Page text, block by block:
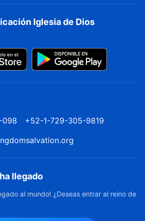
Iglesia de Dios
+52-1-729-305-9819
llegado
al mundo! ¿Deseas entrar al reino de